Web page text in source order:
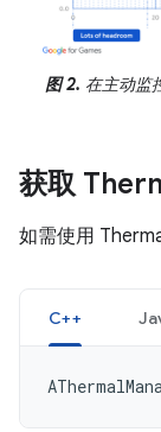
图 2. 在主动监
获取
如需使用
C++